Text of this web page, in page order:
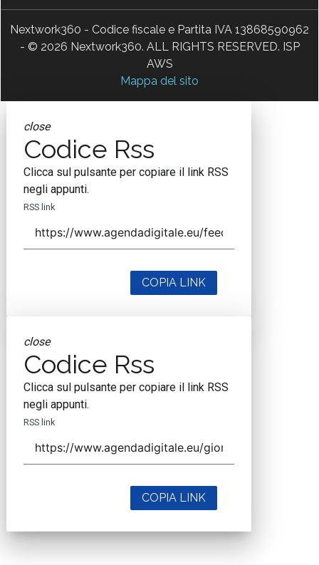
Nextwork360 - Codice fiscale e Partita IVA 13868590962
- © 2026 Nextwork360. ALL RIGHTS RESERVED. ISP
AWS
Mappa del sito
close
Codice Rss
Clicca sul pulsante per copiare il link RSS
negli appunti.
RSS link
COPIA LINK
close
Codice Rss
Clicca sul pulsante per copiare il link RSS
negli appunti.
RSS link
COPIA LINK